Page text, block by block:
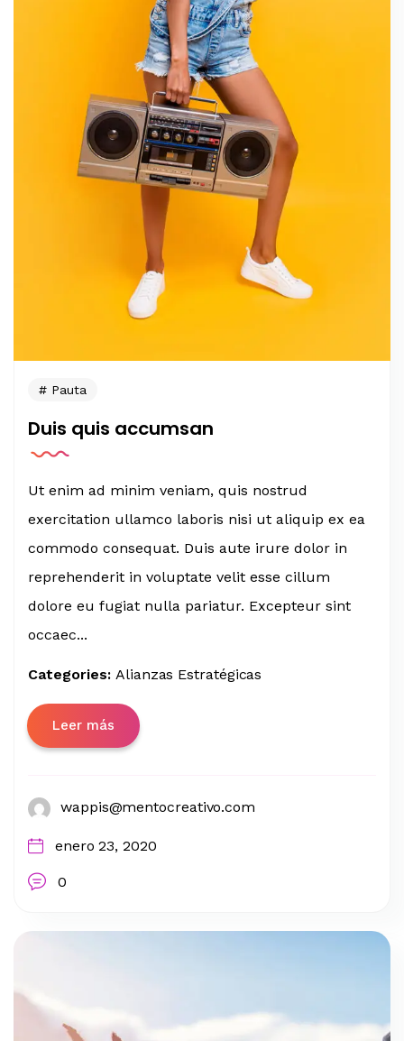
Pauta
Duis quis accumsan
Ut enim ad minim veniam, quis nostrud
exercitation ullamco laboris nisi ut aliquip ex ea
commodo consequat. Duis aute irure dolor in
reprehenderit in voluptate velit esse cillum
dolore eu fugiat nulla pariatur. Excepteur sint
occaec...
Categories: Alianzas Estratégicas
Leer más
wappis@mentocreativo.com
enero 23, 2020
0